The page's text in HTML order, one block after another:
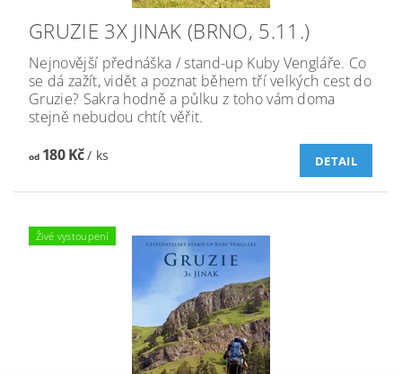
GRUZIE 3X JINAK (BRNO, 5.11.)
Nejnovější přednáška / stand-up Kuby Vengláře. Co
se dá zažít, vidět a poznat během tří velkých cest do
Gruzie? Sakra hodně a půlku z toho vám doma
stejně nebudou chtít věřit.
od180 Kč/ ks DETAIL
Živé vystoupení